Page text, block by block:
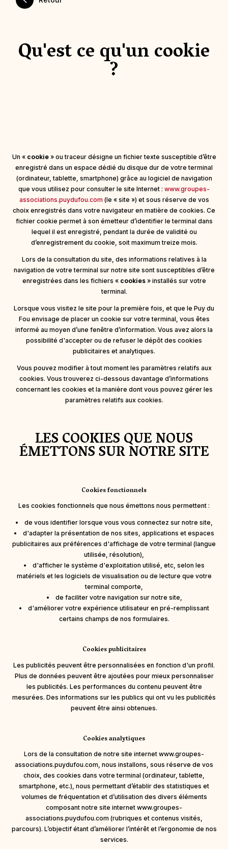
Qu'est ce qu'un cookie
?
Un « cookie» ou traceur désigne un fichier texte susceptible d’être
enregistré dans un espace dédié du disque dur de votre terminal
(ordinateur, tablette, smartphone) grâce au logiciel de navigation
que vous utilisez pour consulter le site Internet : www.groupes-
associations.puydufou.com (le « site ») et sous réserve de vos
choix enregistrés dans votre navigateur en matière de cookies. Ce
fichier cookie permet à son émetteur d’identifier le terminal dans
lequel il est enregistré, pendant la durée de validité ou
d’enregistrement du cookie, soit maximum treize mois.
Lors de la consultation du site, des informations relatives à la
navigation de votre terminal sur notre site sont susceptibles d’être
enregistrées dans les fichiers « cookies» installés sur votre
terminal.
Lorsque vous visitez le site pour la première fois, et que le Puy du
Fou envisage de placer un cookie sur votre terminal, vous êtes
informé au moyen d’une fenêtre d’information. Vous avez alors la
possibilité d'accepter ou de refuser le dépôt des cookies
publicitaires et analytiques.
Vous pouvez modifier à tout moment les paramètres relatifs aux
cookies. Vous trouverez ci-dessous davantage d’informations
concernant les cookies et la manière dont vous pouvez gérer les
paramètres relatifs aux cookies.
LES COOKIES QUE NOUS
ÉMETTONS SUR NOTRE SITE
Cookies fonctionnels
Les cookies fonctionnels que nous émettons nous permettent :
• de vous identifier lorsque vous vous connectez sur notre site,
• d'adapter la présentation de nos sites, applications et espaces
publicitaires aux préférences d'affichage de votre terminal (langue
utilisée, résolution),
• d'afficher le système d'exploitation utilisé, etc, selon les
matériels et les logiciels de visualisation ou de lecture que votre
terminal comporte,
• de faciliter votre navigation sur notre site,
• d'améliorer votre expérience utilisateur en pré-remplissant
certains champs de nos formulaires.
Cookies publicitaires
Les publicités peuvent être personnalisées en fonction d'un profil.
Plus de données peuvent être ajoutées pour mieux personnaliser
les publicités. Les performances du contenu peuvent être
mesurées. Des informations sur les publics qui ont vu les publicités
peuvent être ainsi obtenues.
Cookies analytiques
Lors de la consultation de notre site internet www.groupes-
associations.puydufou.com, nous installons, sous réserve de vos
choix, des cookies dans votre terminal (ordinateur, tablette,
smartphone, etc.), nous permettant d’établir des statistiques et
volumes de fréquentation et d’utilisation des divers éléments
composant notre site internet www.groupes-
associations.puydufou.com (rubriques et contenus visités,
parcours). L’objectif étant d’améliorer l’intérêt et l’ergonomie de nos
services.